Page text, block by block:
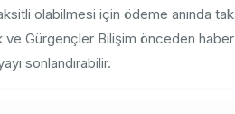
olabilmesi için ödeme anında
ve Gürgençler Bilişim önceden
sonlandırabilir.